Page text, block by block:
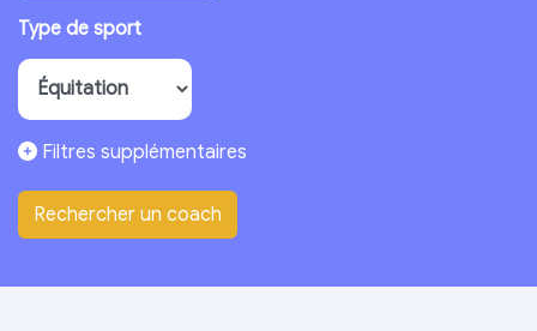
Type de sport
Filtres supplémentaires